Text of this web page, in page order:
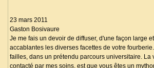
23 mars 2011
Gaston Bosivaure
Je me fais un devoir de diffuser, d'une façon large
accablantes les diverses facettes de votre
failles, dans un prétendu parcours universitaire.
contacté par mes soins, est que vous êtes un